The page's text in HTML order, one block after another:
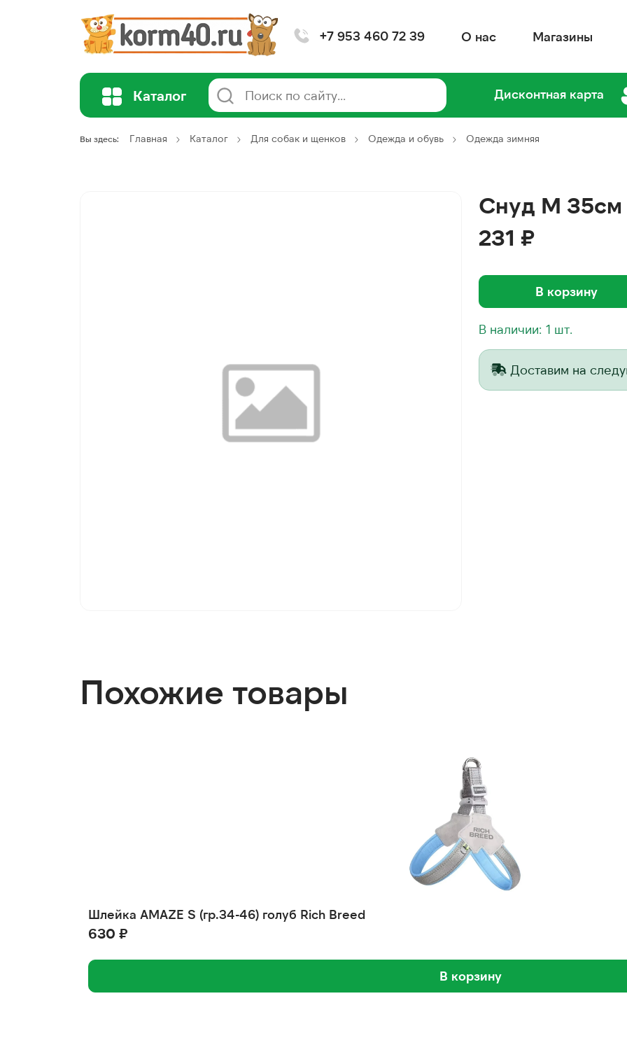
+7 953 460 72 39 О нас Магазины
Каталог Дисконтная карта
Вы здесь: Главная Каталог Для собак и щенков Одежда и обувь Одежда зимняя
Снуд М
231 ₽
В корзину
В наличии: 1 шт.
Доставим на
Похожие товары
Шлейка AMAZE S (гр.34-46) голуб Rich Breed
630 ₽
В корзину